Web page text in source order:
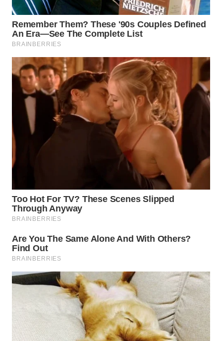
WN
SOLO
WN
WN
MADURA
SURABAYA
WN
BINTAN
MANDALIKA
WN
LIKUPANG
LABUANBAJO
WN